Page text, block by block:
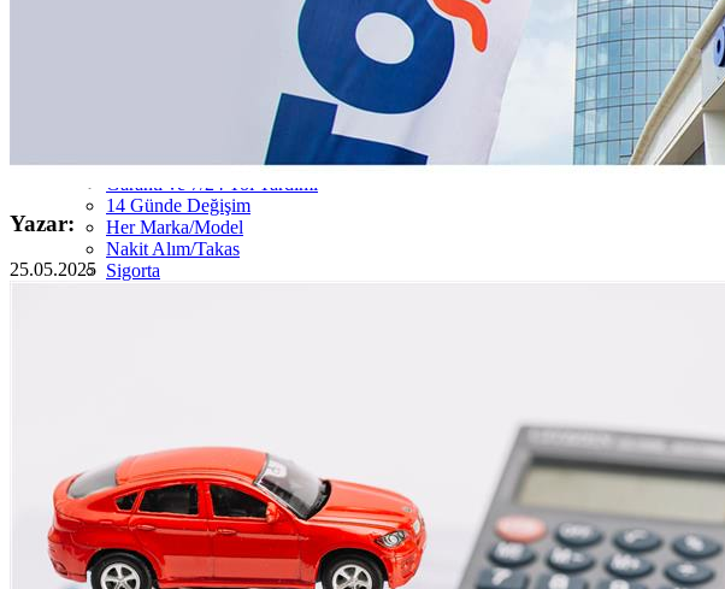
Kredi
Garanti ve 7/24 Yol Yardımı
14 Günde Değişim
Her Marka/Model
Nakit Alım/Takas
Sigorta
Basın Odası
YETKİLİ SATICILAR
İLETİŞİM
Yazar:
25.05.2025